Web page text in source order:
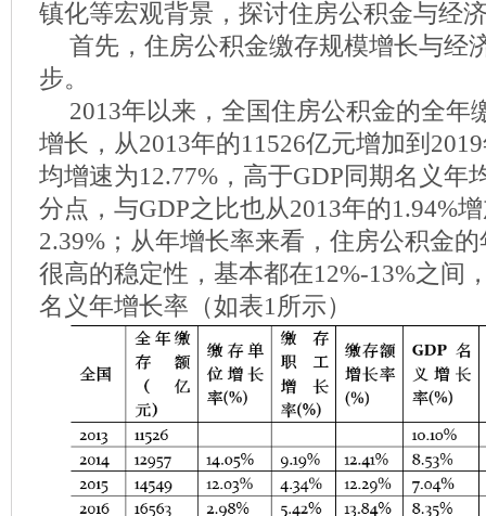
镇化等宏观背景，探讨住房公积金与经
首先，住房公积金缴存规模增长与经
步。
2013年以来，全国住房公积金的全年
增长，从2013年的11526亿元增加到
均增速为12.77%，高于GDP同期名义年
分点，与GDP之比也从2013年的1.94%
2.39%；从年增长率来看，住房公积金
很高的稳定性，基本都在12%-13%之间
名义年增长率（如表1所示）